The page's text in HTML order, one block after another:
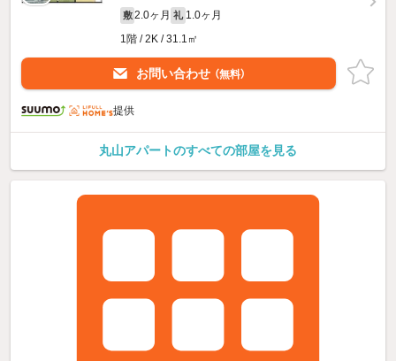
敷 2.0ヶ月 礼 1.0ヶ月
1階 / 2K / 31.1㎡
お問い合わせ （無料）
提供
丸山アパートのすべての部屋を見る